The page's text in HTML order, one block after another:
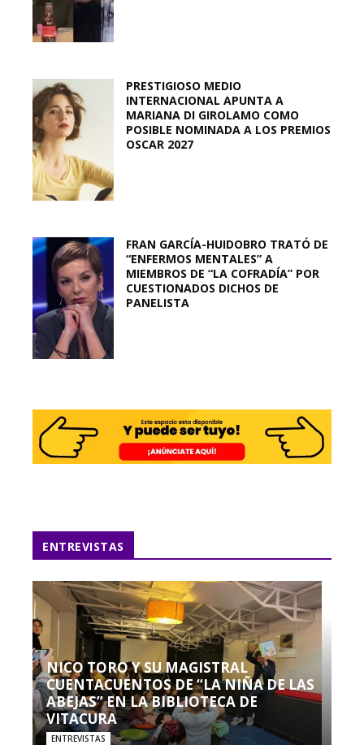
PRESTIGIOSO MEDIO
INTERNACIONAL APUNTA A
MARIANA DI GIROLAMO COMO
POSIBLE NOMINADA A LOS PREMIOS
OSCAR 2027
FRAN GARCÍA-HUIDOBRO TRATÓ DE
“ENFERMOS MENTALES” A
MIEMBROS DE “LA COFRADÍA” POR
CUESTIONADOS DICHOS DE
PANELISTA
ENTREVISTAS
NICO TORO Y SU MAGISTRAL
CUENTACUENTOS DE “LA NIÑA DE LAS
ABEJAS” EN LA BIBLIOTECA DE
VITACURA
ENTREVISTAS